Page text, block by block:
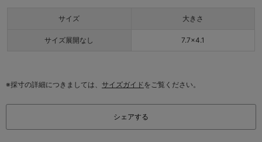
サイズ 大きさ
サイズ展開なし 7.7×4.1
※採寸の詳細につきましては、 サイズガイドをご覧ください。
シェアする